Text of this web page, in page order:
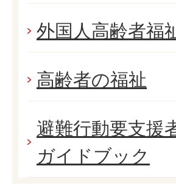
外国人高齢者福
高齢者の福祉
避難行動要支援
ガイドブック